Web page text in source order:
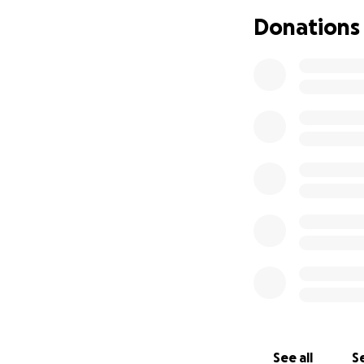
It is with heavy
Donations
See all